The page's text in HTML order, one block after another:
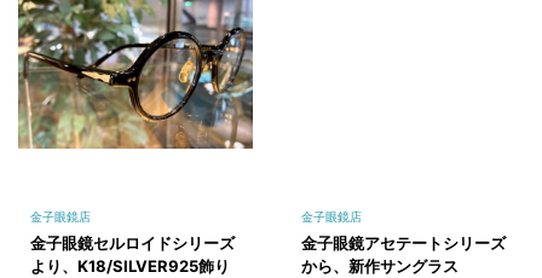
金子眼鏡店
金子眼鏡セルロイドシリーズ
より、K18/SILVER925飾り
金子眼鏡店
金子眼鏡アセテートシリーズ
から、新作サングラス